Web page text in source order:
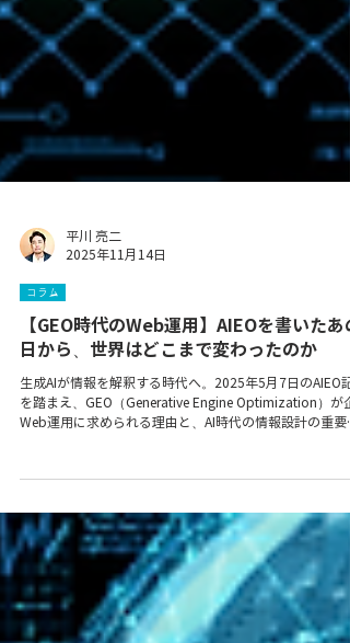
平川 亮二
2025年11月14日
コラム
【GEO時代のWeb運用】AIEOを書いたあの
生成AIが情報を解釈する時代へ。2025年5月7日のAIEO記
Web運用に求められる理由と、AI時代の情報設計の重要
を解説します。